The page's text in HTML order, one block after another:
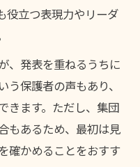
役立つ表現力やリーダ
、発表を重ねるうちに
保護者の声もあり、
きます。ただし、集団
もあるため、最初は見
確かめることをおすす